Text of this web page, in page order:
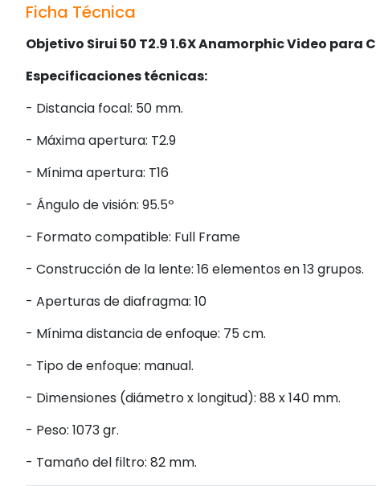
Ficha Técnica
Objetivo Sirui 50 T2.9 1.6X Anamorphic Video para
Especificaciones técnicas:
- Distancia focal: 50 mm.
- Máxima apertura: T2.9
- Mínima apertura: T16
- Ángulo de visión: 95.5º
- Formato compatible: Full Frame
- Construcción de la lente: 16 elementos en 13 grupos.
- Aperturas de diafragma: 10
- Mínima distancia de enfoque: 75 cm.
- Tipo de enfoque: manual.
- Dimensiones (diámetro x longitud): 88 x 140 mm.
- Peso: 1073 gr.
- Tamaño del filtro: 82 mm.